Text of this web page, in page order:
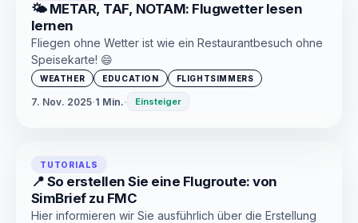
🌤️ METAR, TAF, NOTAM: Flugwetter lesen
lernen
Fliegen ohne Wetter ist wie ein Restaurantbesuch ohne
Speisekarte! 😄
WEATHER EDUCATION FLIGHTSIMMERS
7. Nov. 2025·1 Min.· Einsteiger
TUTORIALS
📍 So erstellen Sie eine Flugroute: von
SimBrief zu FMC
Hier informieren wir Sie ausführlich über die Erstellung